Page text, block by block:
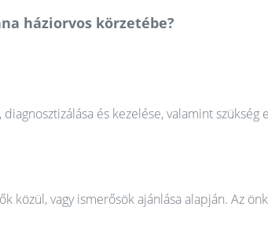
háziorvos körzetébe?
és kezelése, valamint szükség
közül, vagy ismerősök ajánlása alapján. Az